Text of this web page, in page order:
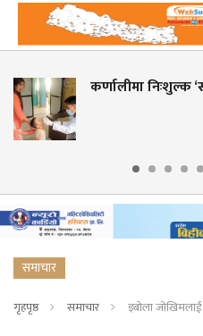
निःशुल्क ‘स्वर्ण विन्दु प्राशन’
समाचार
गृहपृष्ठ समाचार इबोला